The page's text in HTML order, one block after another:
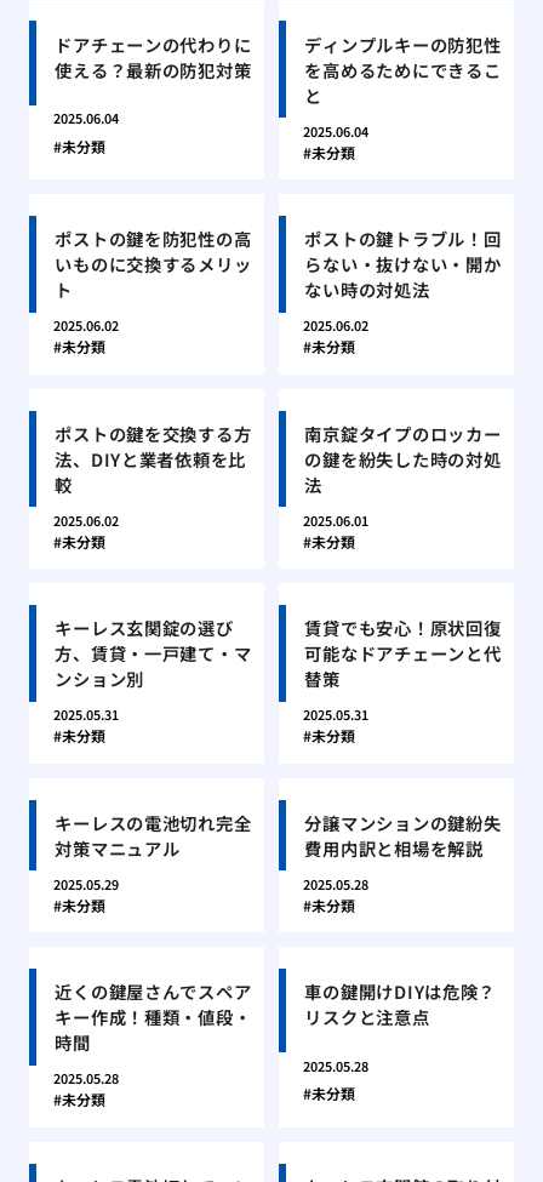
ドアチェーンの代わりに
使える？最新の防犯対策
2025.06.04
未分類
ディンプルキーの防犯性
を高めるためにできるこ
と
2025.06.04
未分類
ポストの鍵を防犯性の高
いものに交換するメリッ
ト
2025.06.02
未分類
ポストの鍵トラブル！回
らない・抜けない・開か
ない時の対処法
2025.06.02
未分類
ポストの鍵を交換する方
法、DIYと業者依頼を比
較
2025.06.02
未分類
南京錠タイプのロッカー
の鍵を紛失した時の対処
法
2025.06.01
未分類
キーレス玄関錠の選び
方、賃貸・一戸建て・マ
ンション別
2025.05.31
未分類
賃貸でも安心！原状回復
可能なドアチェーンと代
替策
2025.05.31
未分類
キーレスの電池切れ完全
対策マニュアル
2025.05.29
未分類
分譲マンションの鍵紛失
費用内訳と相場を解説
2025.05.28
未分類
近くの鍵屋さんでスペア
キー作成！種類・値段・
時間
2025.05.28
未分類
車の鍵開けDIYは危険？
リスクと注意点
2025.05.28
未分類